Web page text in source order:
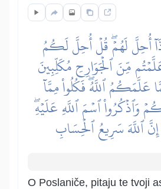
أُحِلَّ لَهُمۡۖ قُلۡ أُحِلَّ لَكُمُ
مِّنَ ٱلۡجَوَارِحِ مُكَلِّبِينَ
عَلَّمَكُمُ ٱللَّهُۖ فَكُلُواْ مِمَّآ
ٱسۡمَ ٱللَّهِ عَلَيۡهِۖ
إِنَّ ٱللَّهَ سَرِيعُ ٱلۡحِسَابِ
O Poslaniče, pitaju te tvoji